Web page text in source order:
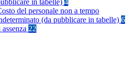
in tabelle) 4
del personale non a tempo
(da pubblicare in tabelle) 6
22